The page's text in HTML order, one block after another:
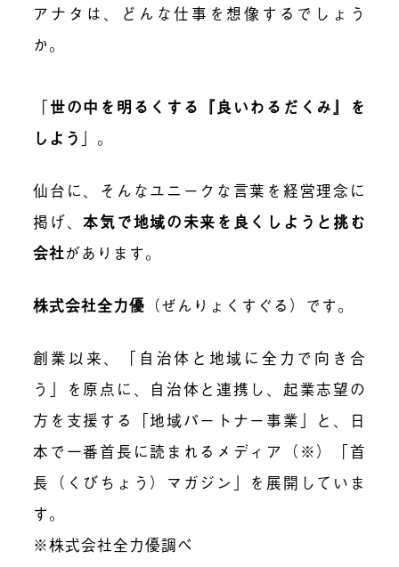
アナタは、どんな仕事を想像するでしょう
か。
「世の中を明るくする『良いわるだくみ』を
しよう 」。
仙台に、そんなユニークな言葉を経営理念に
掲げ、本気で地域の未来を良くしようと挑む
会社があります。
株式会社全力優 （ぜんりょくすぐる）です。
創業以来、「自治体と地域に全力で向き合
う」を原点に、自治体と連携し、起業志望の
方を支援する「地域パートナー事業」と、日
本で一番首長に読まれるメディア（※）「首
長（くびちょう）マガジン」を展開していま
す。
※株式会社全力優調べ